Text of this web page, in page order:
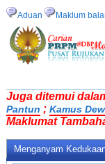
Aduan Maklum
Juga ditemui
Pantun ; Kamus
Maklumat
Menganyam